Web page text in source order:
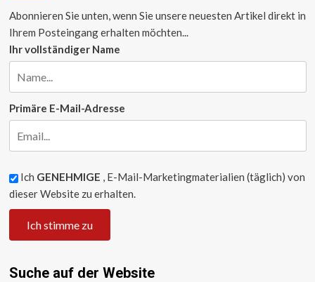
„beabsichtige
zu
erfüllen“
Wigan
Abonnieren Sie unten, wenn Sie unsere neuesten Artikel direkt in
Ihrem Posteingang erhalten möchten...
Ihr vollständiger Name
Primäre E-Mail-Adresse
Ich GENEHMIGE , E-Mail-Marketingmaterialien (täglich) von
dieser Website zu erhalten.
Suche auf der Website